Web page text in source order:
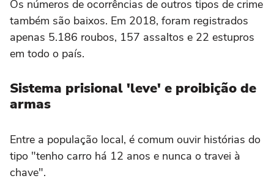
Os números de ocorrências de outros tipos de crime
também são baixos. Em 2018, foram registrados
apenas 5.186 roubos, 157 assaltos e 22 estupros
em todo o país.
Sistema prisional 'leve' e proibição de
armas
Entre a população local, é comum ouvir histórias do
tipo "tenho carro há 12 anos e nunca o travei à
chave".